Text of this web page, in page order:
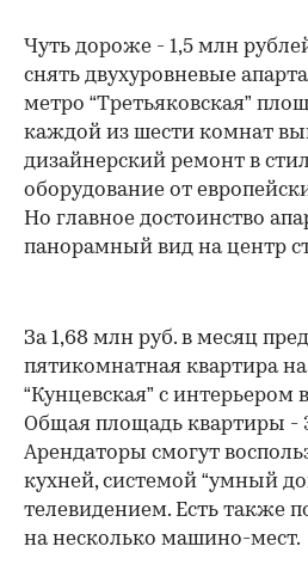
Чуть дороже - 1,5 млн
снять двухуровневые
метро “Третьяковская”
каждой из шести комнат
дизайнерский ремонт в
оборудование от
Но главное достоинство
панорамный вид на центр
За 1,68 млн руб. в месяц
пятикомнатная квартира
“Кунцевская” с интерьером
Общая площадь квартиры -
Арендаторы смогут
кухней, системой “умный
телевидением. Есть также
на несколько машино-мест.